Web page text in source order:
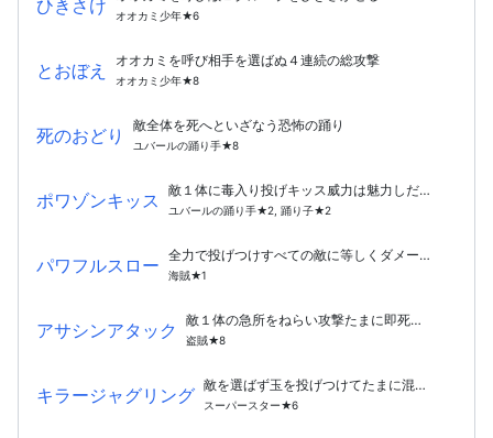
ひきさけ オオカミ少年★6
とおぼえ オオカミを呼び相手を選ばぬ４連続の総攻撃
オオカミ少年★8
死のおどり 敵全体を死へといざなう恐怖の踊り
ユバールの踊り手★8
ポワゾンキッス 敵１体に毒入り投げキッス威力は魅力しだい
ユバールの踊り手★2, 踊り子★2
パワフルスロー 全力で投げつけすべての敵に等しくダメージ
海賊★1
アサシンアタック 敵１体の急所をねらい攻撃たまに即死させる
盗賊★8
キラージャグリング 敵を選ばず玉を投げつけてたまに混乱させる
スーパースター★6